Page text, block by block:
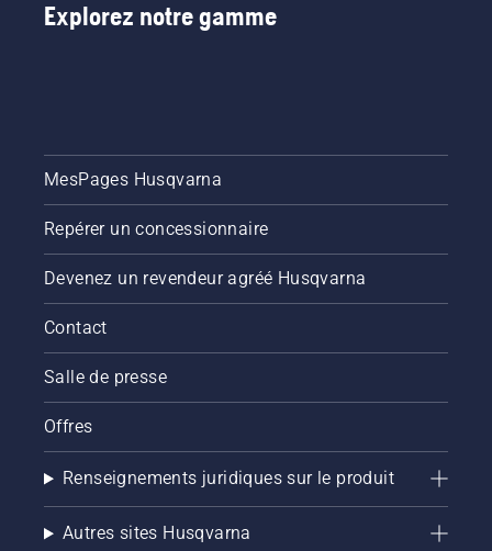
Explorez notre gamme
MesPages Husqvarna
Repérer un concessionnaire
Devenez un revendeur agréé Husqvarna
Contact
Salle de presse
Offres
Renseignements juridiques sur le produit
Autres sites Husqvarna